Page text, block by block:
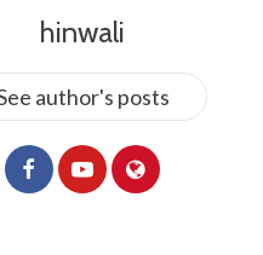
hinwali
author's posts